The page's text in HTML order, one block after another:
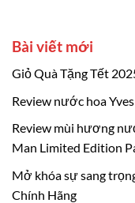
Bài viết mới
Giỏ Quà Tặng Tết
Review nước hoa
Review mùi hương
Man Limited Edition
Mở khóa sự sang
Chính Hãng